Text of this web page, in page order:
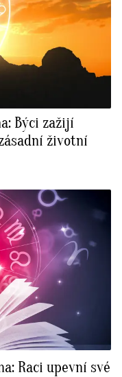
Býci zažijí
životní
Raci upevní své